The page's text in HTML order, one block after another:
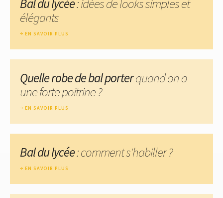
Bal du lycée: idées de looks simples et
élégants
EN SAVOIR PLUS
Quelle robe de bal porterquand on a
une forte poitrine ?
EN SAVOIR PLUS
Bal du lycée: comment s'habiller ?
EN SAVOIR PLUS